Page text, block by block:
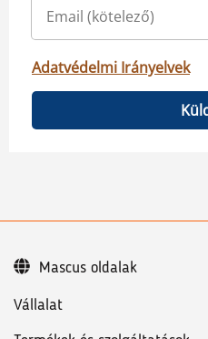
Adatvédelmi Irányelvek
Vállalat
Mascus oldalak